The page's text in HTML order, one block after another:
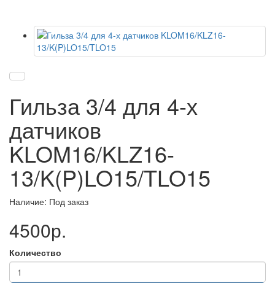
Гильза 3/4 для 4-х
датчиков
KLOM16/KLZ16-
13/K(P)LO15/TLO15
Наличие: Под заказ
4500р.
Количество